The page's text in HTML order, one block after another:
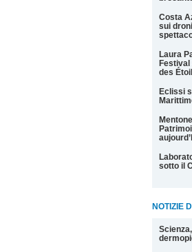
Costa
sui
Laura
des
Eclissi
sotto il
NOTIZIE